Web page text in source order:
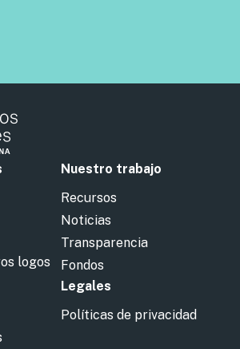
logos
Nuestro trabajo
Recursos
Noticias
Transparencia
Fondos
Legales
Políticas de privacidad